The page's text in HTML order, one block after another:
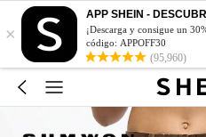
×
APP SHEIN -
¡Descarga y consigue un
código: APPOFF30
(95,960)